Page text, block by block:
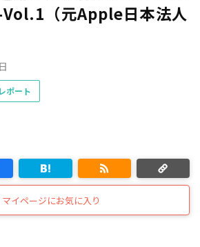
Vol.1（元Apple日本法人
ポート
マイページにお気に入り